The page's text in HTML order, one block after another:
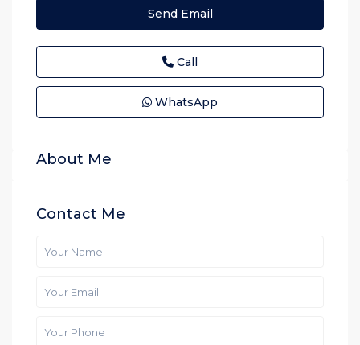
Send Email
Call
WhatsApp
About Me
Contact Me